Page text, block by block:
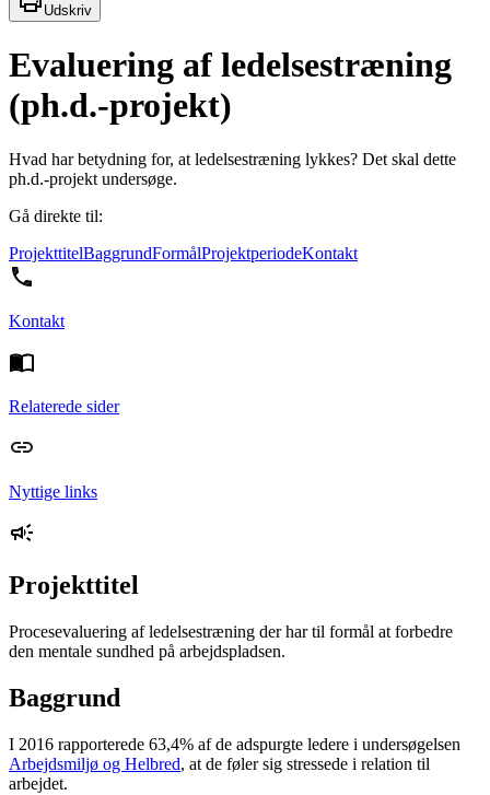
Udskriv
Evaluering af ledelsestræning
(ph.d.-projekt)
Hvad har betydning for, at ledelsestræning lykkes? Det skal dette
ph.d.-projekt undersøge.
Gå direkte til:
ProjekttitelBaggrundFormålProjektperiodeKontakt
Kontakt
Relaterede sider
Nyttige links
Projekttitel
Procesevaluering af ledelsestræning der har til formål at forbedre
den mentale sundhed på arbejdspladsen.
Baggrund
I 2016 rapporterede 63,4% af de adspurgte ledere i undersøgelsen
Arbejdsmiljø og Helbred, at de føler sig stressede i relation til
arbejdet.